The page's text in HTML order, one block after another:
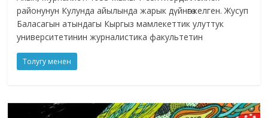
районунун Кулунда айылында жарык дүйнөгө келген. Жусуп
Баласагын атындагы Кыргыз мамлекеттик улуттук
университетинин журналистика факультетин
Толугу менен